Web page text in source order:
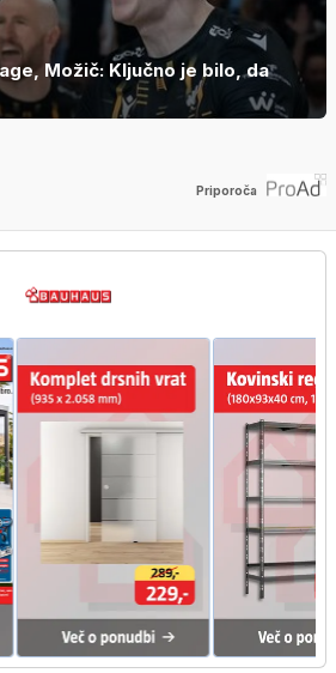
Možič: Ključno je bilo, da
Priporoča